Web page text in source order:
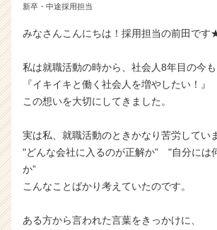
新卒・中途採用担当
みなさんこんにちは！採用担当の前田です
私は就職活動の時から、社会人8年目の今も
『イキイキと働く社会人を増やしたい！』
この想いを大切にしてきました。
実は私、就職活動のときかなり苦労してい
"どんな会社に入るのが正解か” "自分には
か”
こんなことばかり考えていたのです。
ある方から言われた言葉をきっかけに、